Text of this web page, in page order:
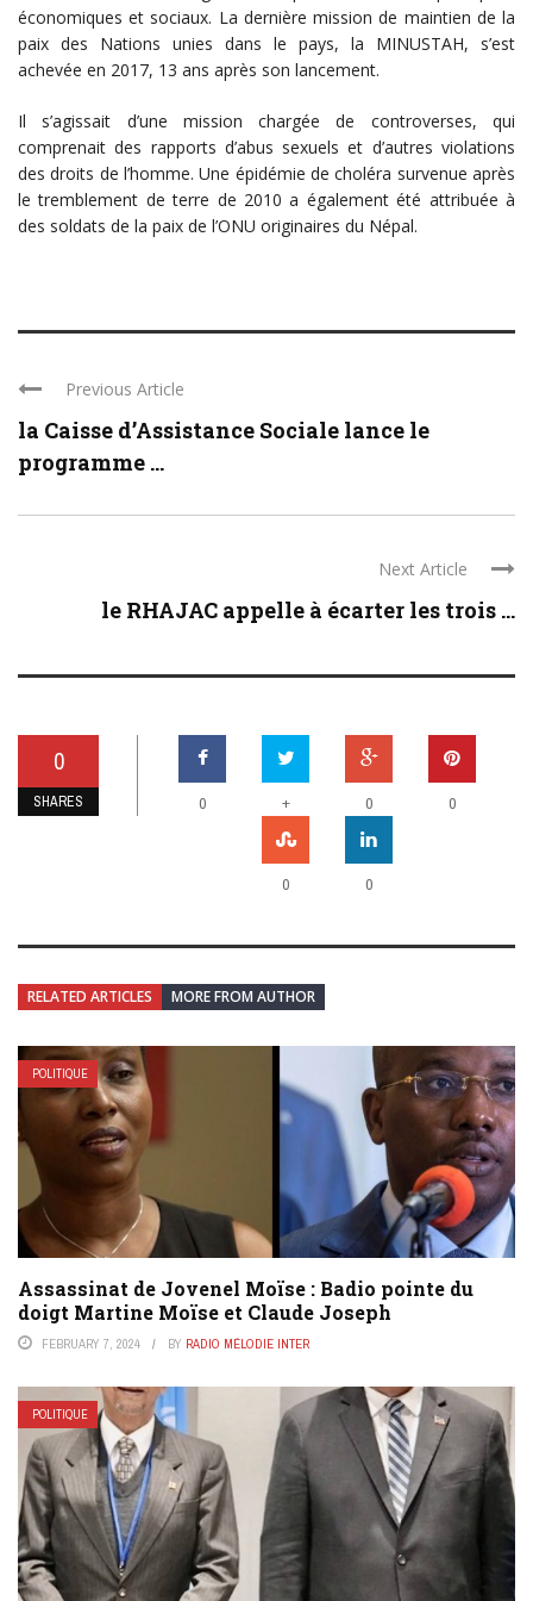
économiques et sociaux. La dernière mission de maintien de la
paix des Nations unies dans le pays, la MINUSTAH, s’est
achevée en 2017, 13 ans après son lancement.
Il s’agissait d’une mission chargée de controverses, qui
comprenait des rapports d’abus sexuels et d’autres violations
des droits de l’homme. Une épidémie de choléra survenue après
le tremblement de terre de 2010 a également été attribuée à
des soldats de la paix de l’ONU originaires du Népal.
Previous Article
la Caisse d’Assistance Sociale lance le
programme ...
Next Article
le RHAJAC appelle à écarter les trois ...
0
SHARES 0 + 0 0
0 0
RELATED ARTICLES MORE FROM AUTHOR
POLITIQUE
Assassinat de Jovenel Moïse : Badio pointe du
doigt Martine Moïse et Claude Joseph
FEBRUARY 7, 2024 BY RADIO MÉLODIE INTER
POLITIQUE